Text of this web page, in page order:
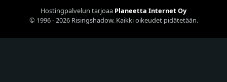
Hostingpalvelun tarjoaa Planeetta Internet Oy
© 1996 - 2026 Risingshadow. Kaikki oikeudet pidätetään.